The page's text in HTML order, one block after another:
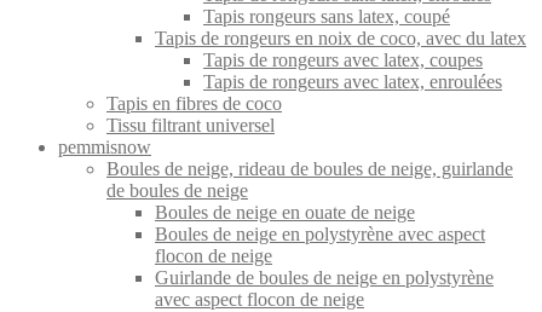
Tapis rongeurs sans latex, coupé
Tapis de rongeurs en noix de coco, avec du latex
Tapis de rongeurs avec latex, coupes
Tapis de rongeurs avec latex, enroulées
Tapis en fibres de coco
Tissu filtrant universel
pemmisnow
Boules de neige, rideau de boules de neige, guirlande
de boules de neige
Boules de neige en ouate de neige
Boules de neige en polystyrène avec aspect
flocon de neige
Guirlande de boules de neige en polystyrène
avec aspect flocon de neige